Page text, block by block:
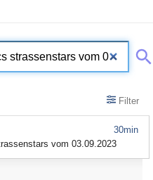
Filter
30min
vom 03.09.2023